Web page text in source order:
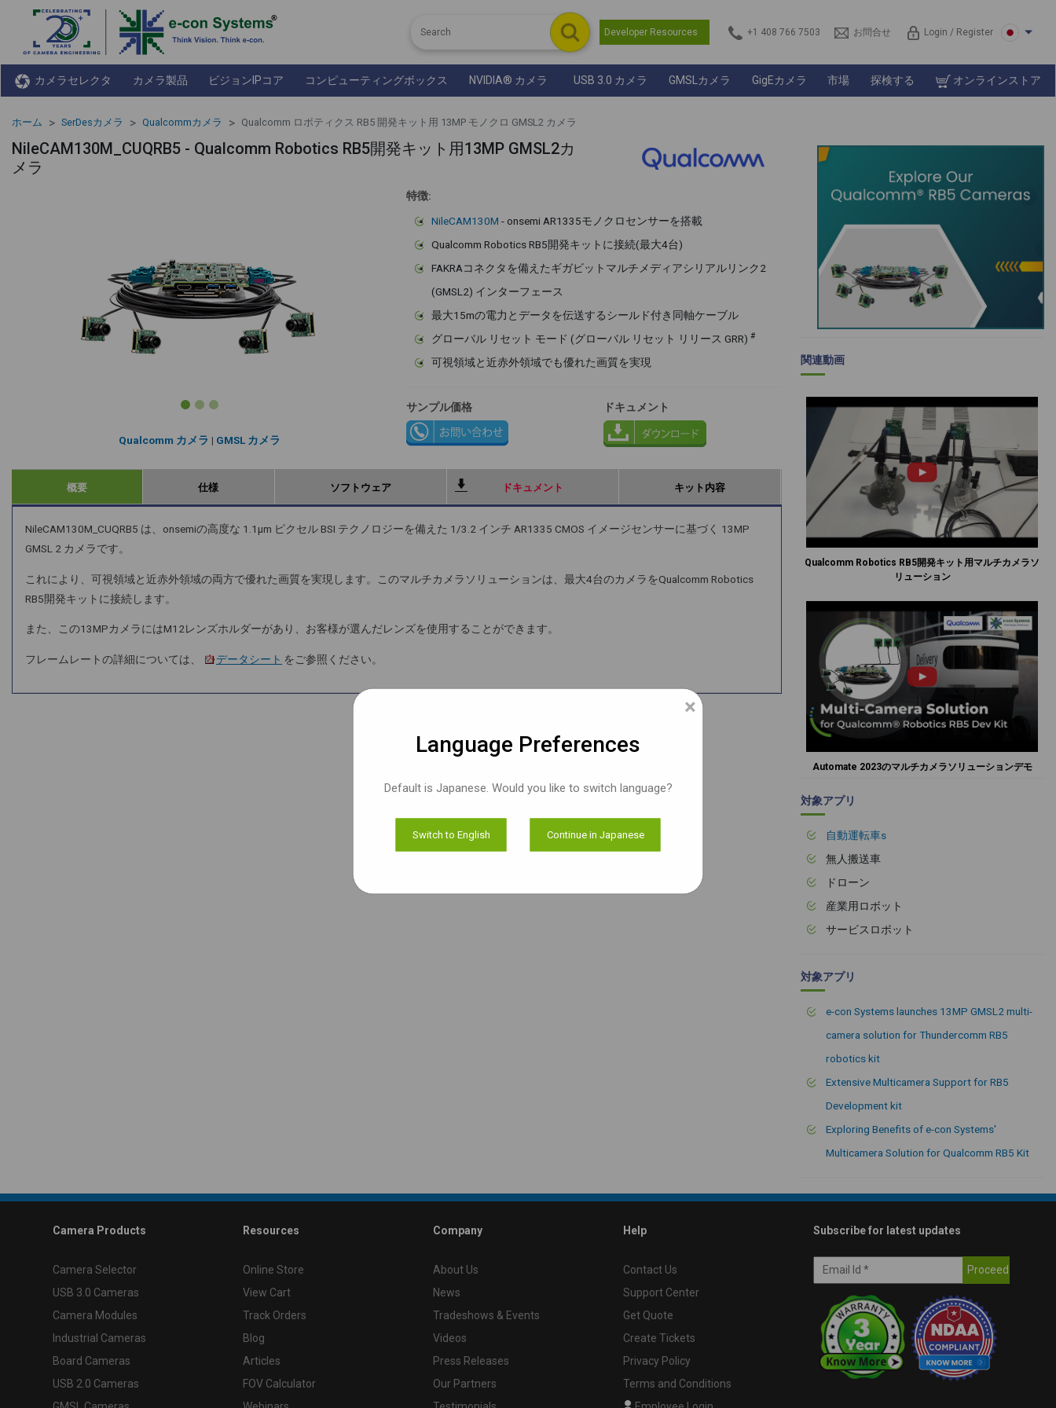
Developer Resources +1 408 766 7503 お問合せ Login / Register
カメラセレクタ カメラ製品 ビジョンIPコア コンピューティングボックス NVIDIA® カメラ USB 3.0 カメラ GMSLカメラ GigEカメラ 市場 探検する オンラインストア
ホーム SerDesカメラ Qualcommカメラ Qualcomm ロボティクス RB5 開発キット用 13MP モノクロ GMSL2 カメラ
NileCAM130M_CUQRB5 - Qualcomm Robotics RB5開発キット用13MP GMSL2カ
メラ
Qualcomm カメラ | GMSL カメラ
特徴:
NileCAM130M - onsemi AR1335モノクロセンサーを搭載
Qualcomm Robotics RB5開発キットに接続(最大4台)
FAKRAコネクタを備えたギガビットマルチメディアシリアルリンク2
(GMSL2) インターフェース
最大15mの電力とデータを伝送するシールド付き同軸ケーブル
グローバル リセット モード (グローバル リセット リリース GRR) #
可視領域と近赤外領域でも優れた画質を実現
サンプル価格 ドキュメント
概要 仕様 ソフトウェア ドキュメント キット内容
NileCAM130M_CUQRB5 は、onsemiの高度な 1.1μm ピクセル BSI テクノロジーを備えた 1/3.2 インチ AR1335 CMOS イメージセンサーに基づく 13MP
GMSL 2 カメラです。
これにより、可視領域と近赤外領域の両方で優れた画質を実現します。このマルチカメラソリューションは、最大4台のカメラをQualcomm Robotics
RB5開発キットに接続します。
また、この13MPカメラにはM12レンズホルダーがあり、お客様が選んだレンズを使用することができます。
フレームレートの詳細については、 データシート をご参照ください。
関連動画
Qualcomm Robotics RB5開発キット用マルチカメラソ
リューション
Automate 2023のマルチカメラソリューションデモ
対象アプリ
自動運転車s
無人搬送車
ドローン
産業用ロボット
サービスロボット
対象アプリ
e-con Systems launches 13MP GMSL2 multi-
camera solution for Thundercomm RB5
robotics kit
Extensive Multicamera Support for RB5
Development kit
Exploring Benefits of e-con Systems'
Multicamera Solution for Qualcomm RB5 Kit
Camera Products
Camera Selector
USB 3.0 Cameras
Camera Modules
Industrial Cameras
Board Cameras
USB 2.0 Cameras
Resources
Online Store
View Cart
Track Orders
Blog
Articles
FOV Calculator
Company
About Us
News
Tradeshows & Events
Videos
Press Releases
Our Partners
Help
Contact Us
Support Center
Get Quote
Create Tickets
Privacy Policy
Terms and Conditions
Subscribe for latest updates
×
Language Preferences
Default is Japanese. Would you like to switch language?
Switch to English Continue in Japanese